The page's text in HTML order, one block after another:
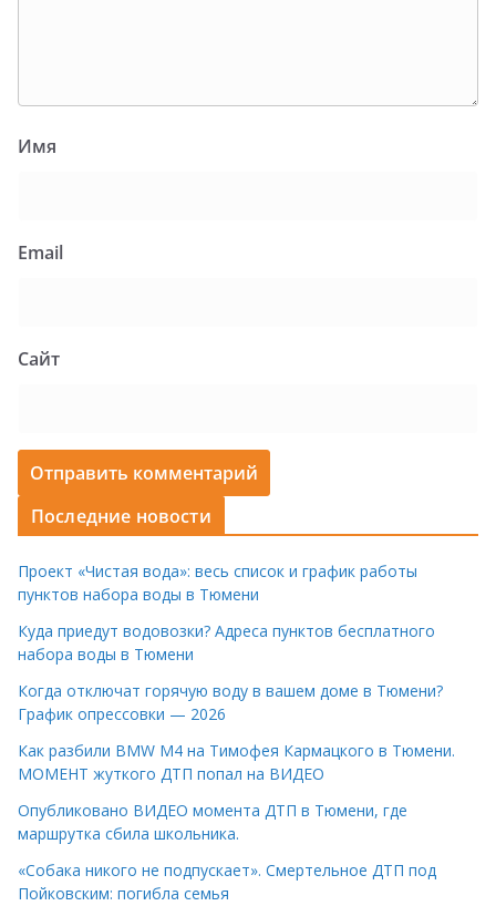
Имя
Email
Сайт
Последние новости
Проект «Чистая вода»: весь список и график работы
пунктов набора воды в Тюмени
Куда приедут водовозки? Адреса пунктов бесплатного
набора воды в Тюмени
Когда отключат горячую воду в вашем доме в Тюмени?
График опрессовки — 2026
Как разбили BMW M4 на Тимофея Кармацкого в Тюмени.
МОМЕНТ жуткого ДТП попал на ВИДЕО
Опубликовано ВИДЕО момента ДТП в Тюмени, где
маршрутка сбила школьника.
«Собака никого не подпускает». Смертельное ДТП под
Пойковским: погибла семья